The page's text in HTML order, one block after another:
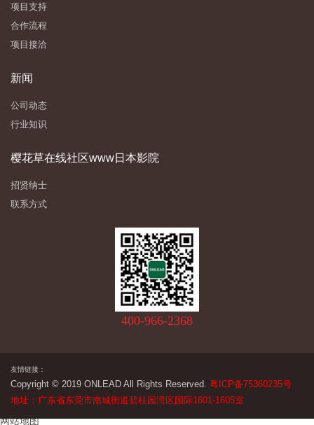
项目支持
合作流程
项目接洽
新闻
公司动态
行业知识
樱花草在线社区www日本影院
招贤纳士
联系方式
400-966-2368
友情链接：
Copyright © 2019 ONLEAD All Rights Reserved. 粤ICP备75360235号
地址：广东省东莞市南城街道碧桂园湾区国际1601-1605室
网站地图